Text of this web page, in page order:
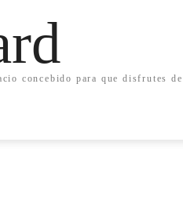
concebido para que disfrutes